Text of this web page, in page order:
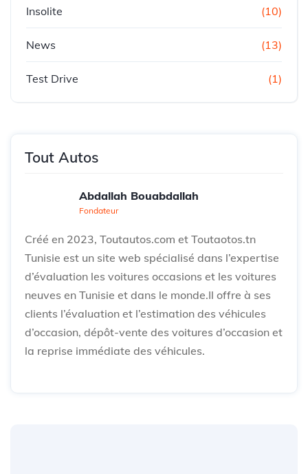
Insolite (10)
News (13)
Test Drive (1)
Tout Autos
Abdallah Bouabdallah
Fondateur
Créé en 2023, Toutautos.com et Toutaotos.tn
Tunisie est un site web spécialisé dans l’expertise
d’évaluation les voitures occasions et les voitures
neuves en Tunisie et dans le monde.Il offre à ses
clients l’évaluation et l’estimation des véhicules
d’occasion, dépôt-vente des voitures d’occasion et
la reprise immédiate des véhicules.